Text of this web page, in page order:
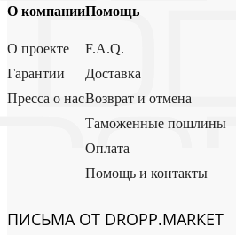
О компании
О проекте
Гарантии
Пресса о нас
Помощь
F.A.Q.
Доставка
Возврат и отмена
Таможенные пошлины
Оплата
Помощь и контакты
ПИСЬМА ОТ DROPP.MARKET